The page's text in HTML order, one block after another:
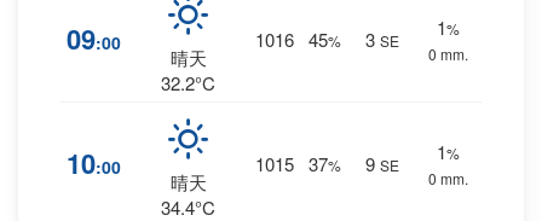
09:00
晴天
32.2°C
1016 45% 3 SE
1%
0 mm.
10:00
晴天
34.4°C
1015 37% 9 SE
1%
0 mm.